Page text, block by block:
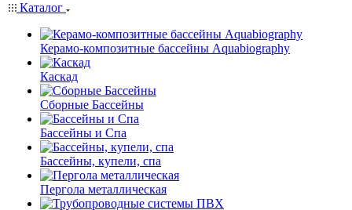
Каталог
Керамо-композитные бассейны Aquabiography
Каскад
Сборные Бассейны
Бассейны и Спа
Бассейны, купели, спа
Пергола металлическая